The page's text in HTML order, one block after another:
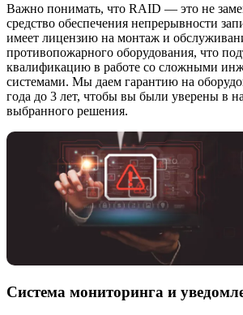
Важно понимать, что RAID — это не
средство обеспечения непрерывности
имеет лицензию на монтаж и
противопожарного оборудования, что
квалификацию в работе со сложными
системами. Мы даем гарантию на
года до 3 лет, чтобы вы были уверены в
выбранного решения.
Система мониторинга и